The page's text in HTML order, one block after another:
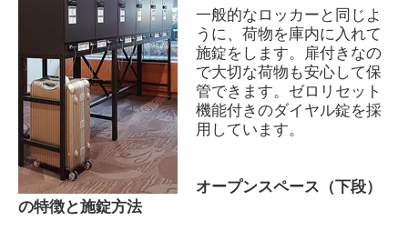
一般的なロッカーと同じよ
うに、荷物を庫内に入れて
施錠をします。 扉付きなの
で大切な荷物も安心して保
管できます。 ゼロリセット
機能付きのダイヤル錠を採
用しています。
オープンスペース（下段）
の特徴と施錠方法